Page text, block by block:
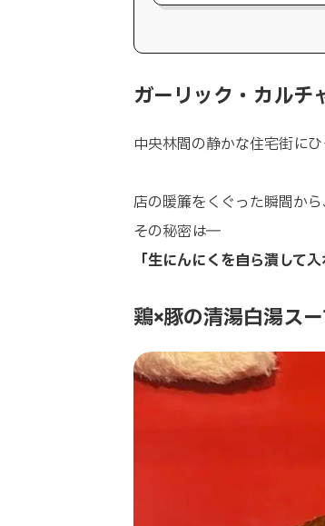
ガーリック・カルチ
中央林間の静かな住宅街に
店の暖簾をくぐった瞬間から
その秘密は──
「生にんにくを自ら潰して
鶏×豚の清湯白湯ス